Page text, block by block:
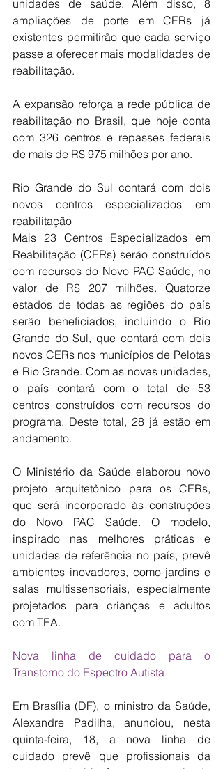
unidades de saúde. Além disso, 8
ampliações de porte em CERs já
existentes permitirão que cada serviço
passe a oferecer mais modalidades de
reabilitação.
A expansão reforça a rede pública de
reabilitação no Brasil, que hoje conta
com 326 centros e repasses federais
de mais de R$ 975 milhões por ano.
Rio Grande do Sul contará com dois
novos centros especializados em
reabilitação
Mais 23 Centros Especializados em
Reabilitação (CERs) serão construídos
com recursos do Novo PAC Saúde, no
valor de R$ 207 milhões. Quatorze
estados de todas as regiões do país
serão beneficiados, incluindo o Rio
Grande do Sul, que contará com dois
novos CERs nos municípios de Pelotas
e Rio Grande. Com as novas unidades,
o país contará com o total de 53
centros construídos com recursos do
programa. Deste total, 28 já estão em
andamento.
O Ministério da Saúde elaborou novo
projeto arquitetônico para os CERs,
que será incorporado às construções
do Novo PAC Saúde. O modelo,
inspirado nas melhores práticas e
unidades de referência no país, prevê
ambientes inovadores, como jardins e
salas multissensoriais, especialmente
projetados para crianças e adultos
com TEA.
Nova linha de cuidado para o
Transtorno do Espectro Autista
Em Brasília (DF), o ministro da Saúde,
Alexandre Padilha, anunciou, nesta
quinta-feira, 18, a nova linha de
cuidado prevê que profissionais da